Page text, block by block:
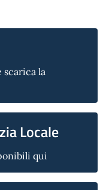
scarica la
Locale
qui